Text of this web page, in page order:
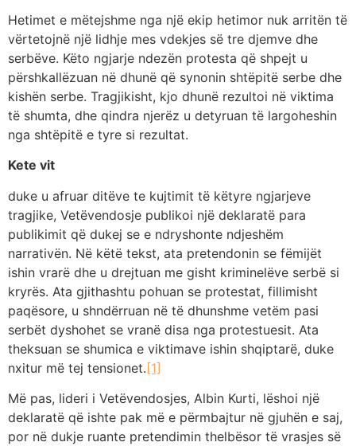
Hetimet e mëtejshme nga një ekip hetimor nuk arritën të
vërtetojnë një lidhje mes vdekjes së tre djemve dhe
serbëve. Këto ngjarje ndezën protesta që shpejt u
përshkallëzuan në dhunë që synonin shtëpitë serbe dhe
kishën serbe. Tragjikisht, kjo dhunë rezultoi në viktima
të shumta, dhe qindra njerëz u detyruan të largoheshin
nga shtëpitë e tyre si rezultat.
Kete vit
duke u afruar ditëve te kujtimit të këtyre ngjarjeve
tragjike, Vetëvendosje publikoi një deklaratë para
publikimit që dukej se e ndryshonte ndjeshëm
narrativën. Në këtë tekst, ata pretendonin se fëmijët
ishin vrarë dhe u drejtuan me gisht kriminelëve serbë si
kryrës. Ata gjithashtu pohuan se protestat, fillimisht
paqësore, u shndërruan në të dhunshme vetëm pasi
serbët dyshohet se vranë disa nga protestuesit. Ata
theksuan se shumica e viktimave ishin shqiptarë, duke
nxitur më tej tensionet.[1]
Më pas, lideri i Vetëvendosjes, Albin Kurti, lëshoi ​​një
deklaratë që ishte pak më e përmbajtur në gjuhën e saj,
por në dukje ruante pretendimin thelbësor të vrasjes së